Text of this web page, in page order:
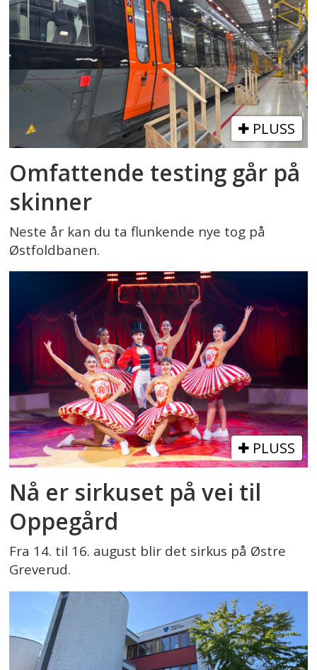
PLUSS
Omfattende testing går på
skinner
Neste år kan du ta flunkende nye tog på
Østfoldbanen.
PLUSS
Nå er sirkuset på vei til
Oppegård
Fra 14. til 16. august blir det sirkus på Østre
Greverud.